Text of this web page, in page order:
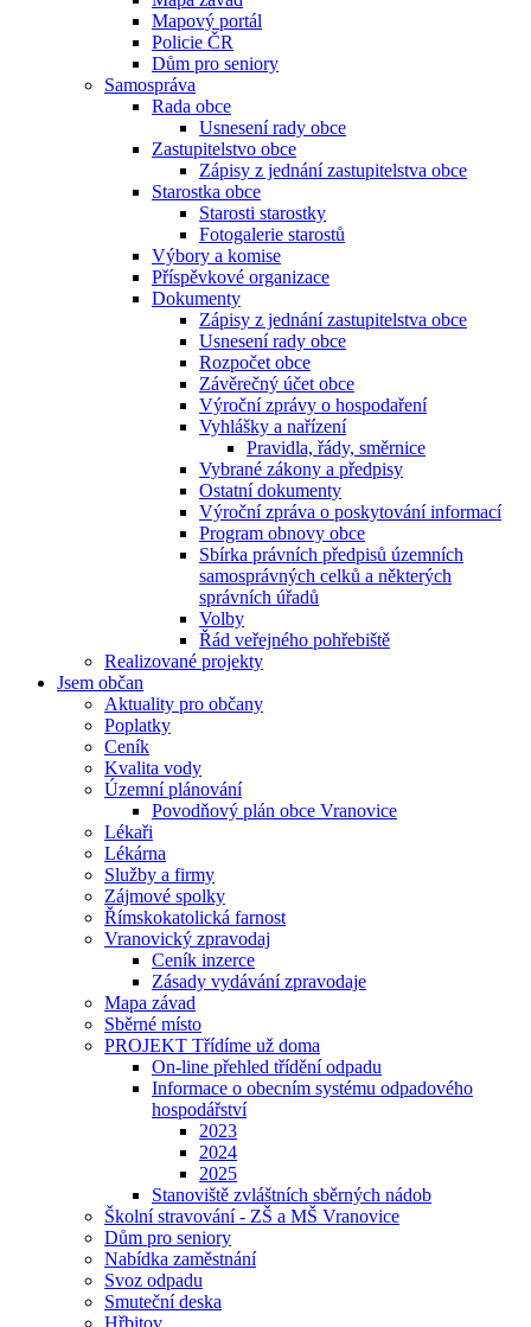
Mapový portál
Policie ČR
Dům pro seniory
Samospráva
Rada obce
Usnesení rady obce
Zastupitelstvo obce
Zápisy z jednání zastupitelstva obce
Starostka obce
Starosti starostky
Fotogalerie starostů
Výbory a komise
Příspěvkové organizace
Dokumenty
Zápisy z jednání zastupitelstva obce
Usnesení rady obce
Rozpočet obce
Závěrečný účet obce
Výroční zprávy o hospodaření
Vyhlášky a nařízení
Pravidla, řády, směrnice
Vybrané zákony a předpisy
Ostatní dokumenty
Výroční zpráva o poskytování informací
Program obnovy obce
Sbírka právních předpisů územních
samosprávných celků a některých
správních úřadů
Volby
Řád veřejného pohřebiště
Realizované projekty
Jsem občan
Aktuality pro občany
Poplatky
Ceník
Kvalita vody
Územní plánování
Povodňový plán obce Vranovice
Lékaři
Lékárna
Služby a firmy
Zájmové spolky
Římskokatolická farnost
Vranovický zpravodaj
Ceník inzerce
Zásady vydávání zpravodaje
Mapa závad
Sběrné místo
PROJEKT Třídíme už doma
On-line přehled třídění odpadu
Informace o obecním systému odpadového
hospodářství
2023
2024
2025
Stanoviště zvláštních sběrných nádob
Školní stravování - ZŠ a MŠ Vranovice
Dům pro seniory
Nabídka zaměstnání
Svoz odpadu
Smuteční deska
Hřbitov